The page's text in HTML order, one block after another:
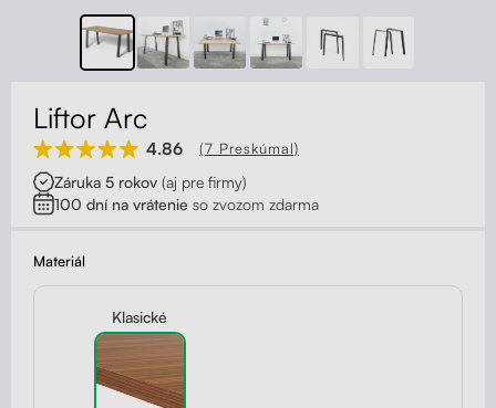
Kolieska
Stojany na monitor - Riser
Skrinky so zásuvkami a zásuvky
Akustické paravány
Opierky
Kontakt
Liftor Arc
4.86 (7 Preskúmal)
Záruka 5 rokov (aj pre firmy)
100 dní na vrátenie so zvozom zdarma
Materiál
Klasické